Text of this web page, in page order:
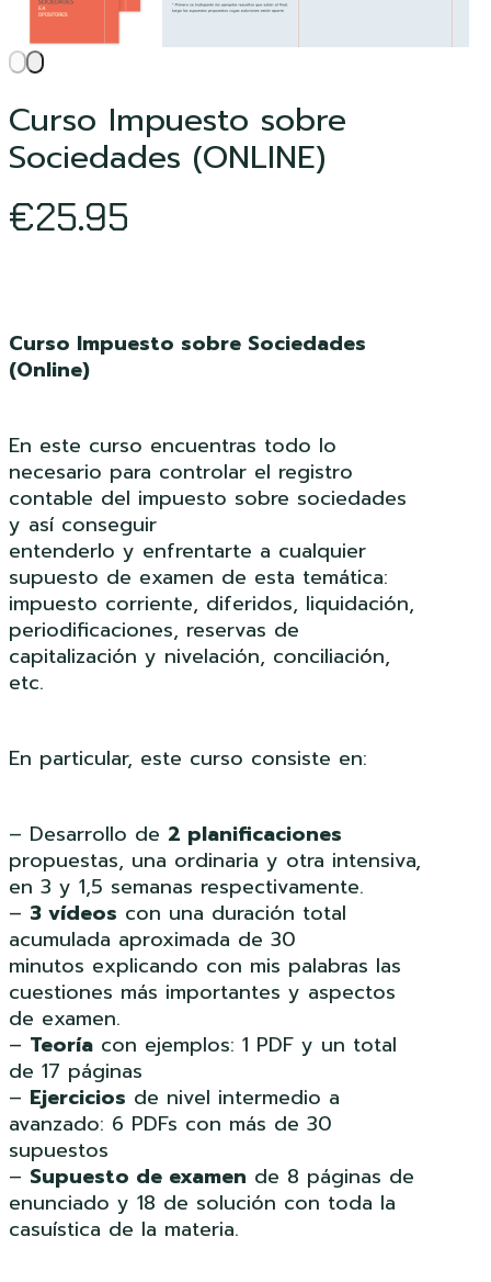
Curso Impuesto sobre
Sociedades (ONLINE)
€25.95
Curso Impuesto sobre Sociedades
(Online)
En este curso encuentras todo lo
necesario para controlar el registro
contable del impuesto sobre sociedades
y así conseguir
entenderlo y enfrentarte a cualquier
supuesto de examen de esta temática:
impuesto corriente, diferidos, liquidación,
periodificaciones, reservas de
capitalización y nivelación, conciliación,
etc.
En particular, este curso consiste en:
– Desarrollo de 2 planificaciones
propuestas, una ordinaria y otra intensiva,
en 3 y 1,5 semanas respectivamente.
– 3 vídeos con una duración total
acumulada aproximada de 30
minutos explicando con mis palabras las
cuestiones más importantes y aspectos
de examen.
– Teoría con ejemplos: 1 PDF y un total
de 17 páginas
– Ejercicios de nivel intermedio a
avanzado: 6 PDFs con más de 30
supuestos
– Supuesto de examen de 8 páginas de
enunciado y 18 de solución con toda la
casuística de la materia.